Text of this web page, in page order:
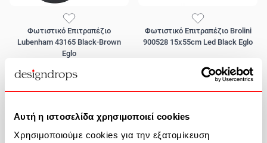
Αυτή η ιστοσελίδα χρησιμοποιεί cookies
Χρησιμοποιούμε cookies για την εξατομίκευση
Φωτιστικό Επιτραπέζιο
Lubenham 43165 Black-Brown
Eglo
84,90 €
Φωτιστικό Επιτραπέζιο Brolini
900528 15x55cm Led Black Eglo
49,90 €